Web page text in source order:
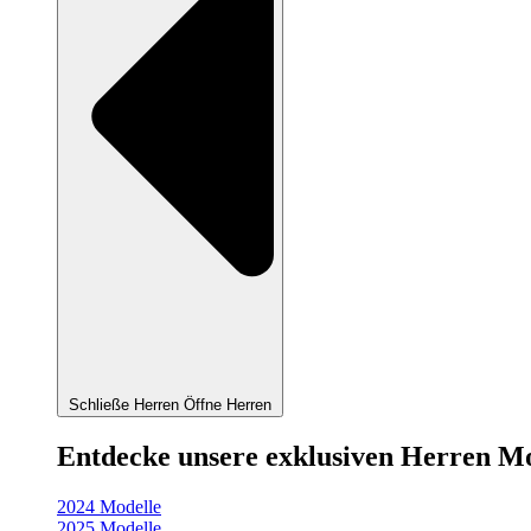
Schließe Herren Öffne Herren
Entdecke unsere exklusiven Herren
2024 Modelle